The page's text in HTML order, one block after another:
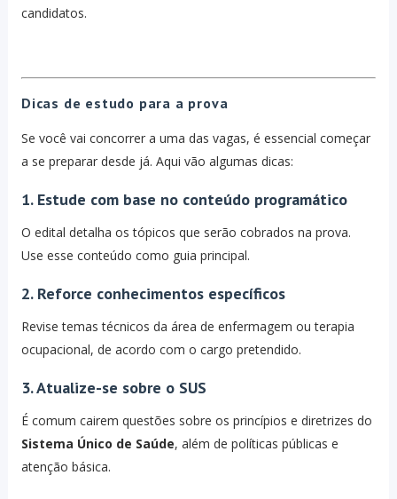
candidatos.
Dicas de estudo para a prova
Se você vai concorrer a uma das vagas, é essencial começar
a se preparar desde já. Aqui vão algumas dicas:
1. Estude com base no conteúdo programático
O edital detalha os tópicos que serão cobrados na prova.
Use esse conteúdo como guia principal.
2. Reforce conhecimentos específicos
Revise temas técnicos da área de enfermagem ou terapia
ocupacional, de acordo com o cargo pretendido.
3. Atualize-se sobre o SUS
É comum cairem questões sobre os princípios e diretrizes do
Sistema Único de Saúde, além de políticas públicas e
atenção básica.